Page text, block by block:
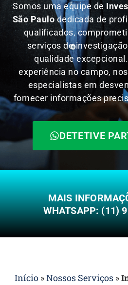
Somos uma equipe de
São Paulodedicada de
qualificados,
serviços de
qualidade
experiência no campo,
especialistas em
fornecer informações
DETETIVE
MAIS
WHATSAPP: (11)
Início »Nossos Serviços »